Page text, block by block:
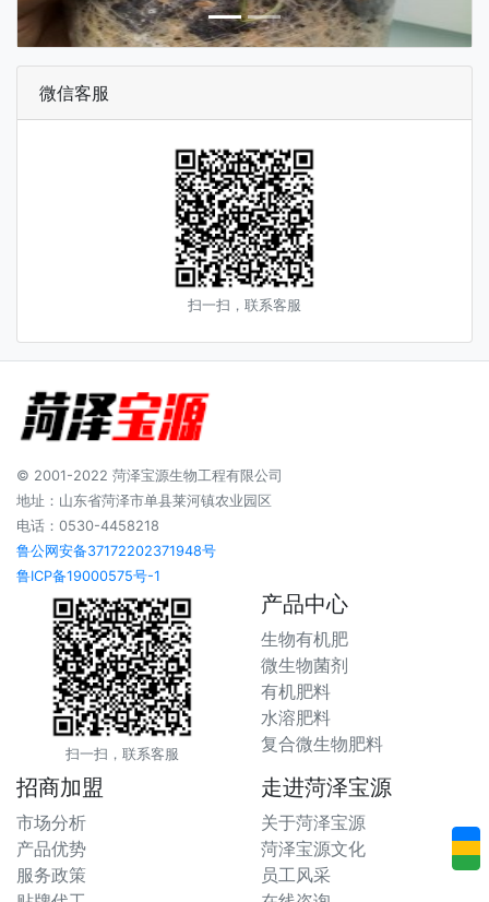
微信客服
扫一扫，联系客服
© 2001-2022 菏泽宝源生物工程有限公司
地址：山东省菏泽市单县莱河镇农业园区
电话：0530-4458218
鲁公网安备37172202371948号
鲁ICP备19000575号-1
扫一扫，联系客服
产品中心
生物有机肥
微生物菌剂
有机肥料
水溶肥料
复合微生物肥料
招商加盟
市场分析
产品优势
服务政策
走进菏泽宝源
关于菏泽宝源
菏泽宝源文化
员工风采